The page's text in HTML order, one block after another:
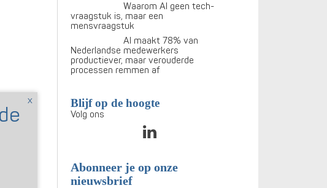
Waarom AI geen tech-
vraagstuk is, maar een
mensvraagstuk
AI maakt 78% van
Nederlandse medewerkers
productiever, maar verouderde
processen remmen af
Blijf op de hoogte
Volg ons
Abonneer je op onze
nieuwsbrief